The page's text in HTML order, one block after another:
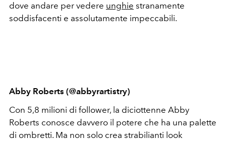
dove andare per vedere unghie stranamente
soddisfacenti e assolutamente impeccabili.
Abby Roberts (@abbyrartistry)
Con 5,8 milioni di follower, la diciottenne Abby
Roberts conosce davvero il potere che ha una palette
di ombretti. Ma non solo crea strabilianti look